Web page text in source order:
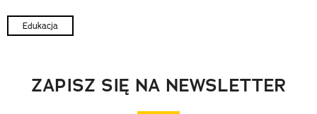
Edukacja
ZAPISZ SIĘ NA NEWSLETTER